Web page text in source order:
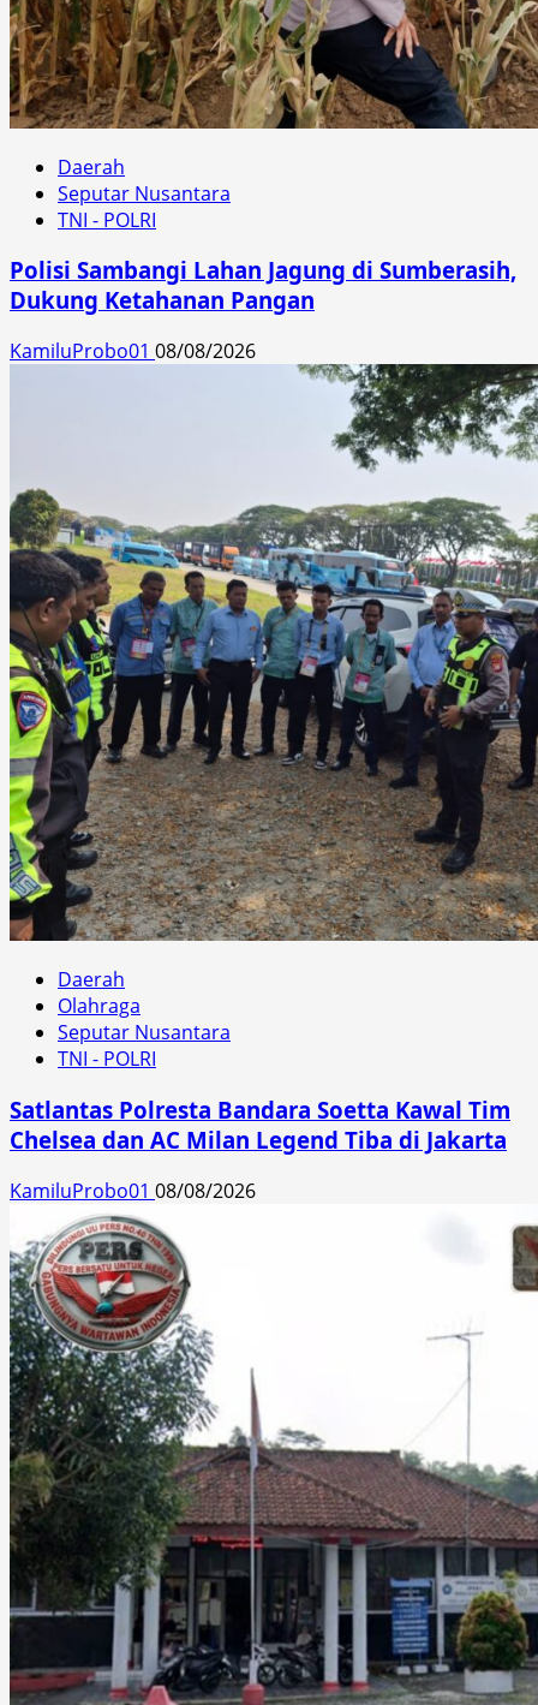
Daerah
Seputar Nusantara
TNI - POLRI
Polisi Sambangi Lahan Jagung di Sumberasih,
Dukung Ketahanan Pangan
KamiluProbo01 08/08/2026
Daerah
Olahraga
Seputar Nusantara
TNI - POLRI
Satlantas Polresta Bandara Soetta Kawal Tim
Chelsea dan AC Milan Legend Tiba di Jakarta
KamiluProbo01 08/08/2026